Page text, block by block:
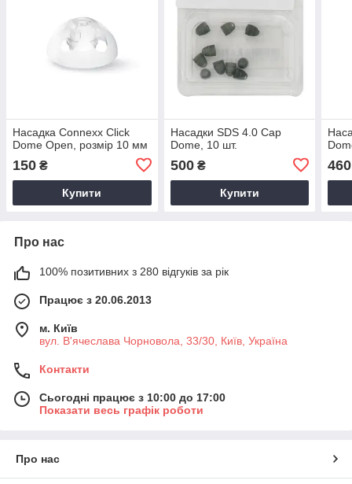
Насадка Connexx Click
Dome Open, розмір 10 мм
150 ₴
Купити
Насадки SDS 4.0 Cap
Dome, 10 шт.
500₴
Купити
460
Про нас
100% позитивних з 280 відгуків за рік
Працює з 20.06.2013
м. Київ
вул. В'ячеслава Чорновола, 33/30, Київ, Україна
Контакти
Сьогодні працює з 10:00 до 17:00
Показати весь графік роботи
Про нас